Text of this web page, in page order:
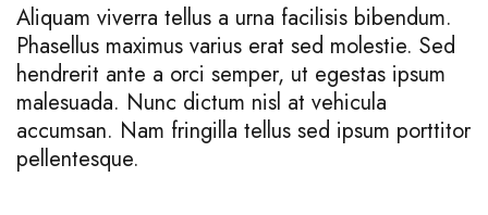
Aliquam viverra tellus a urna facilisis bibendum.
Phasellus maximus varius erat sed molestie. Sed
hendrerit ante a orci semper, ut egestas ipsum
malesuada. Nunc dictum nisl at vehicula
accumsan. Nam fringilla tellus sed ipsum porttitor
pellentesque.